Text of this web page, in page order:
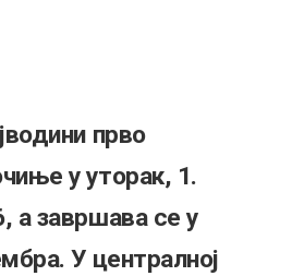
прво
у уторак, 1.
а завршава се у
У централној